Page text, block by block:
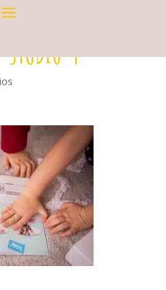
STUDIO-4